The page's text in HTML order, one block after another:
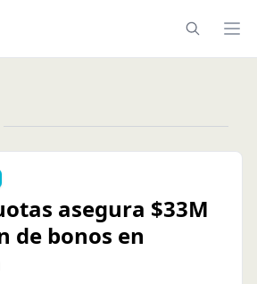
asegura $33M
de bonos en